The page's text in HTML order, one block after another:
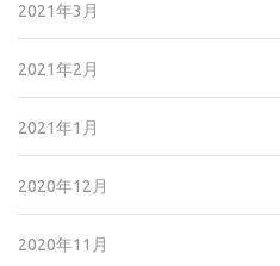
2021年3月
2021年2月
2021年1月
2020年12月
2020年11月